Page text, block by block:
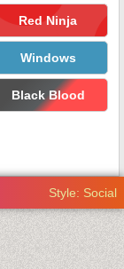
Red Ninja
Windows
Black Blood
Style: Social